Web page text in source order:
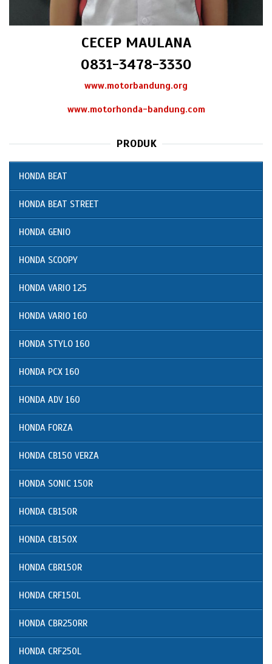
CECEP MAULANA
0831-3478-3330
www.motorbandung.org
www.motorhonda-bandung.com
PRODUK
HONDA BEAT
HONDA BEAT STREET
HONDA GENIO
HONDA SCOOPY
HONDA VARIO 125
HONDA VARIO 160
HONDA STYLO 160
HONDA PCX 160
HONDA ADV 160
HONDA FORZA
HONDA CB150 VERZA
HONDA SONIC 150R
HONDA CB150R
HONDA CB150X
HONDA CBR150R
HONDA CRF150L
HONDA CBR250RR
HONDA CRF250L